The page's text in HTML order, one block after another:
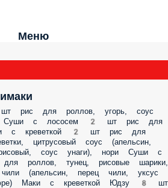
Меню
рис для роллов, угорь, соус
Суши с лососем 2 шт рис для
с креветкой 2 шт рис для
цитрусовый соус (апельсин,
соус унаги), нори Суши с
роллов, тунец, рисовые шарики,
чили (апельсин, перец чили, уксус
Маки с креветкой Юдзу 8 шт